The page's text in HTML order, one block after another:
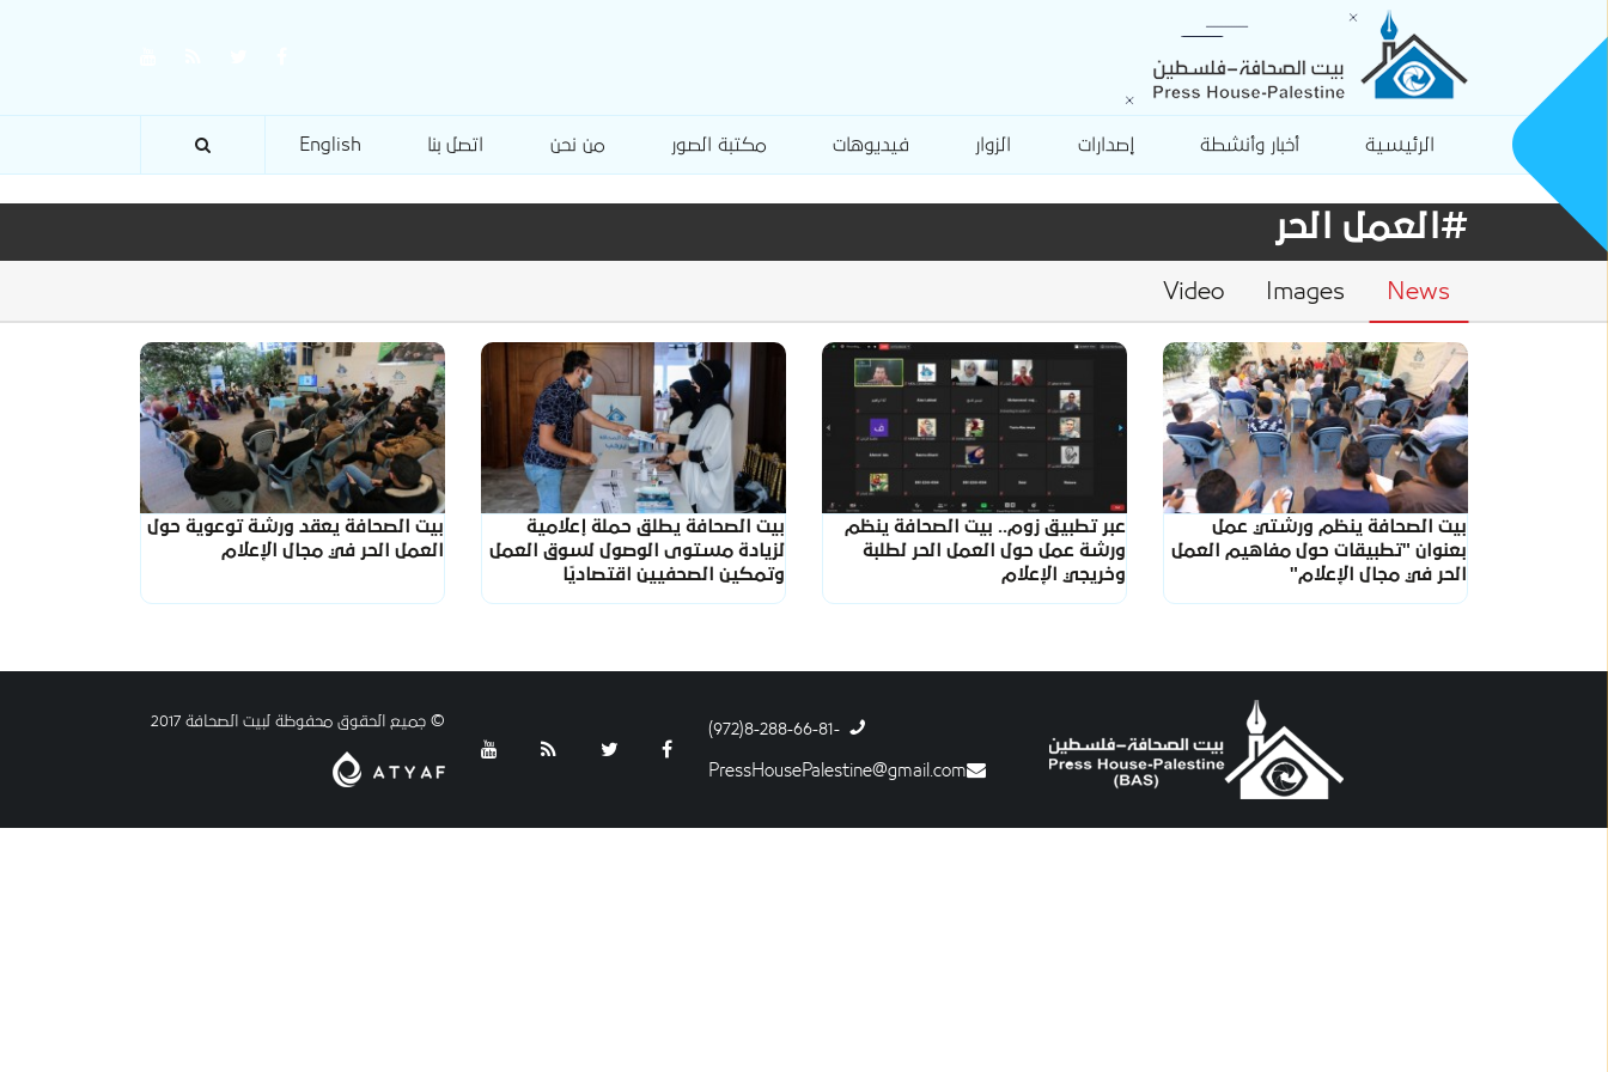
الرئيسية أخبار وأنشطة إصدارات الزوار فيديوهات مكتبة الصور من نحن اتصل بنا English
#العمل الحر
News
Images
Video
بيت الصحافة ينظم ورشتي عمل
بعنوان "تطبيقات حول مفاهيم العمل
الحر في مجال الإعلام"
عبر تطبيق زوم.. بيت الصحافة ينظم
ورشة عمل حول العمل الحر لطلبة
وخريجي الإعلام
بيت الصحافة يطلق حملة إعلامية
لزيادة مستوى الوصول لسوق العمل
وتمكين الصحفيين اقتصاديًا
بيت الصحافة يعقد ورشة توعوية حول
العمل الحر في مجال الإعلام
-8-288-66-81(972)
PressHousePalestine@gmail.com
© جميع الحقوق محفوظة لبيت الصحافة 2017